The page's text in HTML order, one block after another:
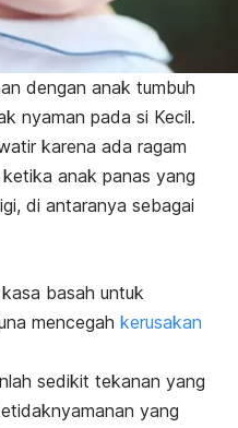
dengan anak tumbuh
nyaman pada si Kecil.
karena ada ragam
anak panas yang
di antaranya sebagai
basah untuk
mencegah kerusakan
sedikit tekanan yang
yang